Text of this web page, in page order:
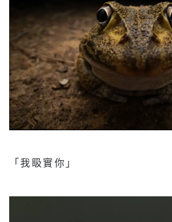
「我𥄫實你」